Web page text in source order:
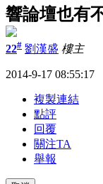
響論壇也有
22# 劉漢盛 樓主
2014-9-17 08:55:17
複製連結
點評
回覆
關注TA
舉報